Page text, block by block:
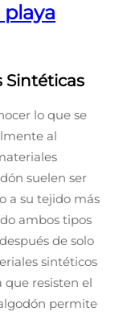
playa
Sintéticas
lo que se
al
suelen ser
a su tejido más
ambos tipos
de solo
sintéticos
que resisten el
permite